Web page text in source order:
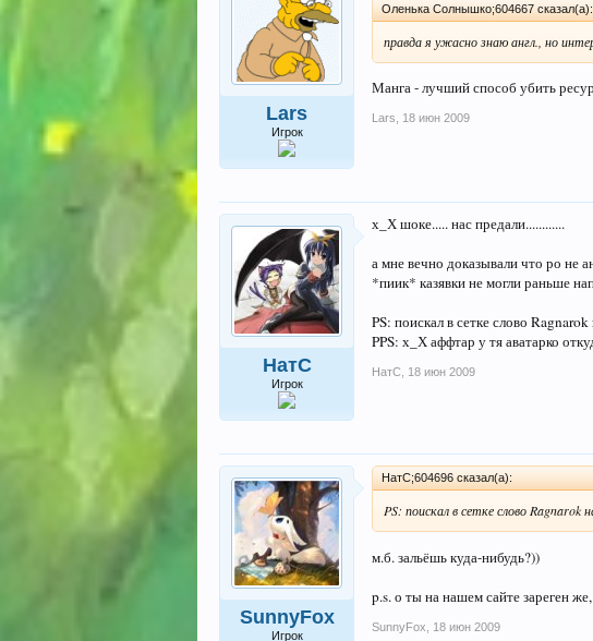
Lars
Игрок
Оленька Солнышко;604667 сказал(а):
правда я ужасно знаю англ., но
Манга - лучший способ убить
Lars 18 июн 2009
НатС
Игрок
х_Х шоке..... нас предали............
а мне вечно доказывали что ро не
*пиик* казявки не могли раньше
PS: поискал в сетке слово
PPS: х_Х аффтар у тя аватарко
НатС 18 июн 2009
SunnyFox
Игрок
НатС;604696 сказал(а):
PS: поискал в сетке слово
м.б. зальёшь куда-нибудь?))
p.s. о ты на нашем сайте зареген
SunnyFox 18 июн 2009